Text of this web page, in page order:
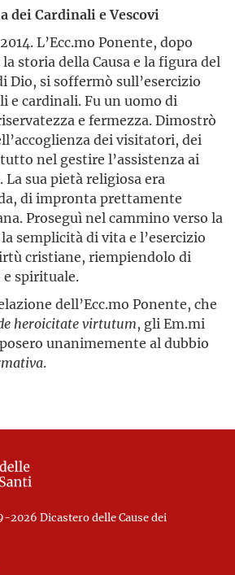
dei Cardinali e Vescovi
L’Ecc.mo Ponente, dopo
storia della Causa e la figura del
Dio, si soffermò sull’esercizio
e cardinali. Fu un uomo di
e fermezza. Dimostrò
dei visitatori, dei
nel gestire l’assistenza ai
La sua pietà religiosa era
di impronta prettamente
Proseguì nel cammino verso la
semplicità di vita e l’esercizio
cristiane, riempiendolo di
spirituale.
dell’Ecc.mo Ponente, che
heroicitate virtutum, gli Em.mi
unanimemente al dubbio
.
Dicastero delle Cause dei